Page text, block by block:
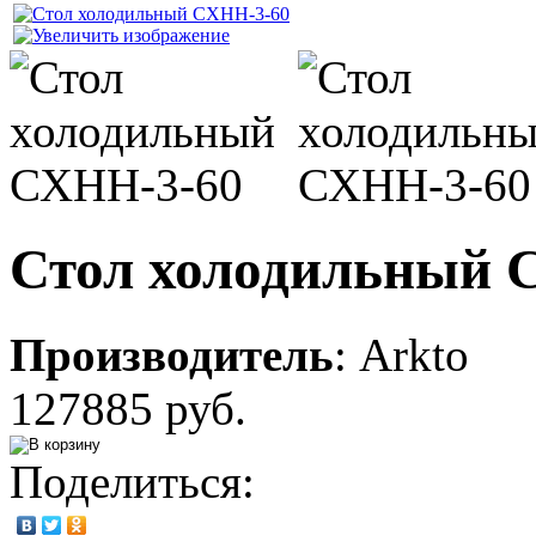
Стол холодильный
Производитель: Arkto
127885 руб.
Поделиться: